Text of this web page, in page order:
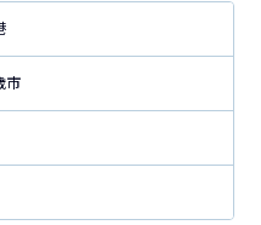
・小樽など人気観光地へのアク
点空港となっています。また、
キャラクターミュージアムなど
も特徴のひとつ。そのため飛行
くの人びとで日々賑わっていま
市